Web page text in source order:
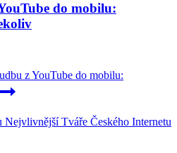
do mobilu:
z YouTube do mobilu: